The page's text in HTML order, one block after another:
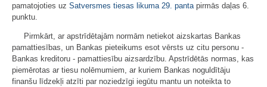
pamatojoties uz Satversmes tiesas likuma 29. panta pirmās daļas 6.
punktu.
Pirmkārt, ar apstrīdētajām normām netiekot aizskartas Bankas
pamattiesības, un Bankas pieteikums esot vērsts uz citu personu -
Bankas kreditoru - pamattiesību aizsardzību. Apstrīdētās normas, kas
piemērotas ar tiesu nolēmumiem, ar kuriem Bankas noguldītāju
finanšu līdzekļi atzīti par noziedzīgi iegūtu mantu un noteikta to